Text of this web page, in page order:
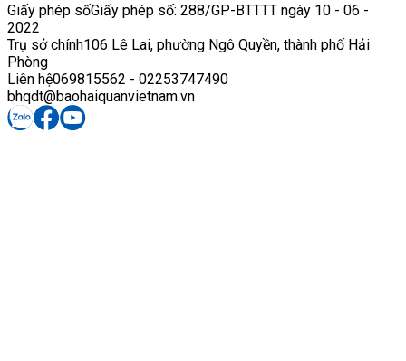
Giấy phép sốGiấy phép số: 288/GP-BTTTT ngày 10 - 06 -
2022
Trụ sở chính106 Lê Lai, phường Ngô Quyền, thành phố Hải
Phòng
Liên hệ069815562 - 02253747490
bhqdt@baohaiquanvietnam.vn